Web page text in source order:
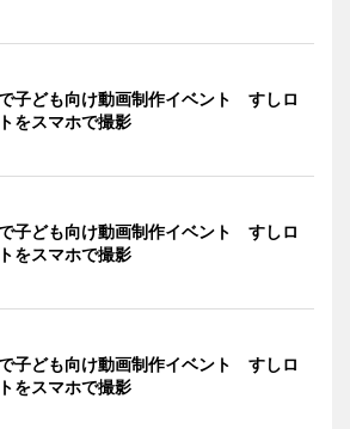
子ども向け動画制作イベント すしロ
をスマホで撮影
子ども向け動画制作イベント すしロ
をスマホで撮影
子ども向け動画制作イベント すしロ
をスマホで撮影